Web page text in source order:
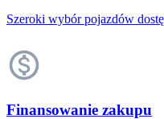
Szeroki wybór pojazdów
Finansowanie zakupu